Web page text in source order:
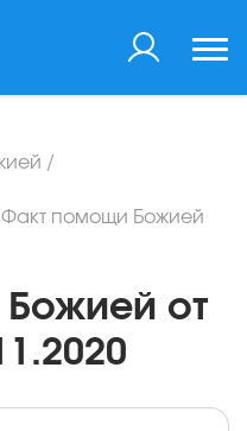
/
Факт помощи Божией
от